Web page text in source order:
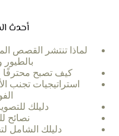
أحدث
لماذا تنتشر القصص
بالطيور
كيف تصبح محترفًا
استراتيجيات تجنب
دليلك
نصائح
دليلك الشامل